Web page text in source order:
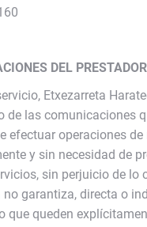
DEL
Etxezarreta
de las comunicaciones
efectuar operaciones
y sin necesidad de
sin perjuicio de
no garantiza, directa o
que queden